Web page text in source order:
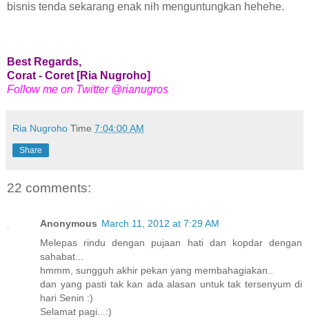
bisnis tenda sekarang enak nih menguntungkan hehehe.
Best Regards,
Corat - Coret [Ria Nugroho]
Follow me on Twitter @rianugros
Ria Nugroho Time 7:04:00 AM
Share
22 comments:
Anonymous March 11, 2012 at 7:29 AM
Melepas rindu dengan pujaan hati dan kopdar dengan
sahabat...
hmmm, sungguh akhir pekan yang membahagiakan..
dan yang pasti tak kan ada alasan untuk tak tersenyum di
hari Senin :)
Selamat pagi...:)